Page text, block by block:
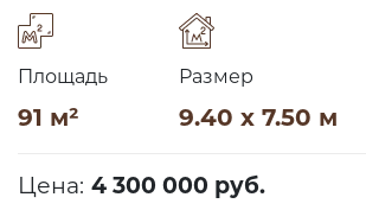
Площадь
91 м²
Размер
9.40 x 7.50 м
Цена: 4 300 000 руб.